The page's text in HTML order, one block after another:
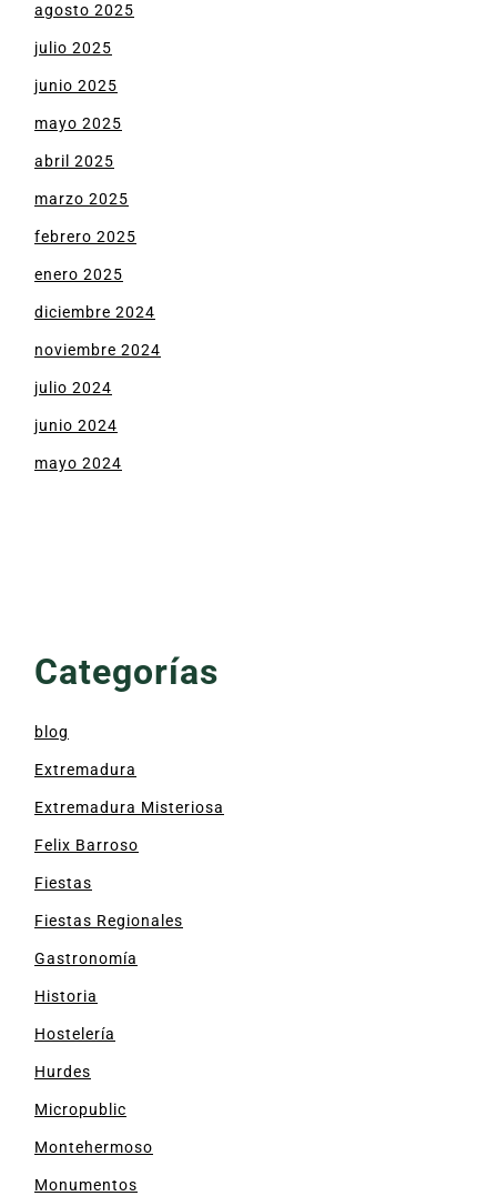
agosto 2025
julio 2025
junio 2025
mayo 2025
abril 2025
marzo 2025
febrero 2025
enero 2025
diciembre 2024
noviembre 2024
julio 2024
junio 2024
mayo 2024
Categorías
blog
Extremadura
Extremadura Misteriosa
Felix Barroso
Fiestas
Fiestas Regionales
Gastronomía
Historia
Hostelería
Hurdes
Micropublic
Montehermoso
Monumentos